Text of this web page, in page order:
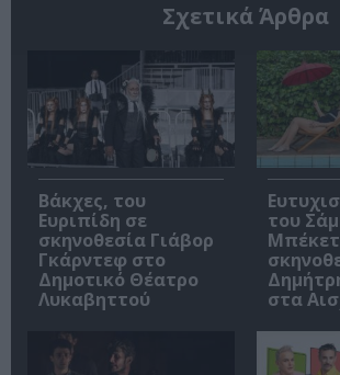
Σχετικά Άρθρα
Βάκχες, του
Ευριπίδη σε
σκηνοθεσία Γιάβορ
Γκάρντεφ στο
Δημοτικό Θέατρο
Λυκαβηττού
του
στα